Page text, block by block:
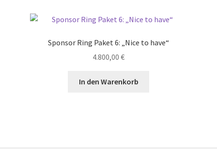
Sponsor Ring Paket 6: „Nice to have“
4.800,00 €
In den Warenkorb